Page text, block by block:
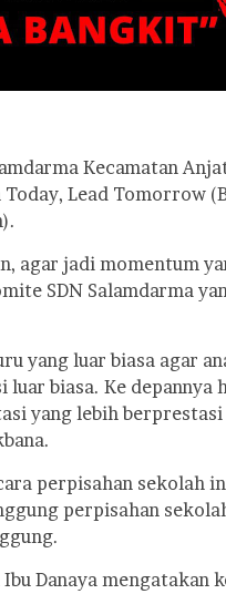
Kecamatan
Lead Tomorrow
agar jadi momentum
SDN Salamdarma
yang luar biasa agar
biasa. Ke depannya
yang lebih berprestasi
perpisahan sekolah
perpisahan
Danaya mengatakan